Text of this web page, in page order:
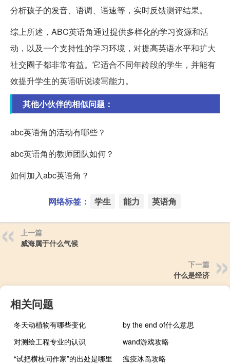
分析孩子的发音、语调、语速等，实时反馈测评结果。
综上所述，ABC英语角通过提供多样化的学习资源和活
动，以及一个支持性的学习环境，对提高英语水平和扩大
社交圈子都非常有益。它适合不同年龄段的学生，并能有
效提升学生的英语听说读写能力。
其他小伙伴的相似问题：
abc英语角的活动有哪些？
abc英语角的教师团队如何？
如何加入abc英语角？
网络标签： 学生 能力 英语角
上一篇
威海属于什么气候
下一篇
什么是经济
相关问题
冬天动植物有哪些变化
by the end of什么意思
对测绘工程专业的认识
wand游戏攻略
“试把横枝问作家”的出处是哪里
瘟疫冰岛攻略